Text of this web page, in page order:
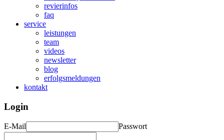
revierinfos
faq
service
leistungen
team
videos
newsletter
blog
erfolgsmeldungen
kontakt
Login
E-Mail Passwort